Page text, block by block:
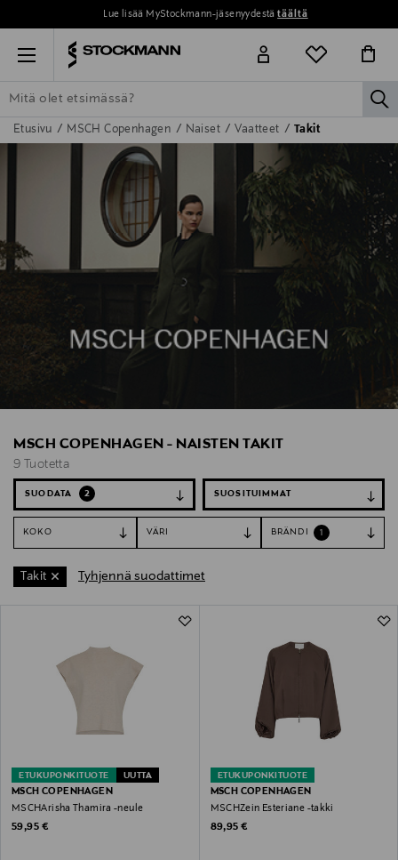
Lue lisää MyStockmann-jäsenyydestätäältä
Menu
ETSI KAIKKI NAISET MIEHET LAPSET KOTI
Etusivu MSCH Copenhagen Naiset Vaatteet Takit
MSCH COPENHAGEN - NAISTEN TAKIT
9 Tuotetta
SUODATA 2
KOKO VÄRI BRÄNDI 1
Takit Tyhjennä suodattimet
ETUKUPONKITUOTE UUTTA
MSCH COPENHAGEN
MSCHArisha Thamira -neule
Original Price
59,95 €
ETUKUPONKITUOTE
MSCH COPENHAGEN
MSCHZein Esteriane -takki
Original Price
89,95 €